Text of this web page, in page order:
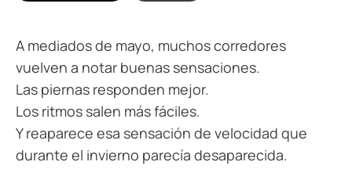
A mediados de mayo, muchos corredores
vuelven a notar buenas sensaciones.
Las piernas responden mejor.
Los ritmos salen más fáciles.
Y reaparece esa sensación de velocidad que
durante el invierno parecía desaparecida.